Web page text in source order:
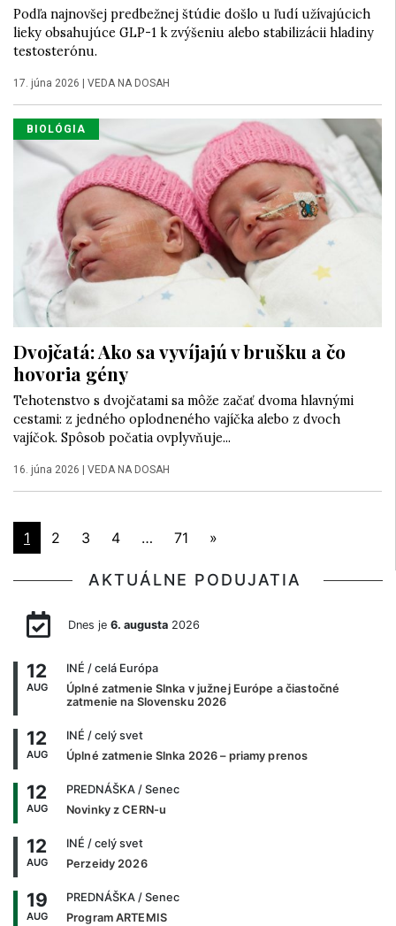
Podľa najnovšej predbežnej štúdie došlo u ľudí užívajúcich
lieky obsahujúce GLP-1 k zvýšeniu alebo stabilizácii hladiny
testosterónu.
17. júna 2026 | VEDA NA DOSAH
BIOLÓGIA
Dvojčatá: Ako sa vyvíjajú v brušku a čo
hovoria gény
Tehotenstvo s dvojčatami sa môže začať dvoma hlavnými
cestami: z jedného oplodneného vajíčka alebo z dvoch
vajíčok. Spôsob počatia ovplyvňuje...
16. júna 2026 | VEDA NA DOSAH
1 2 3 4 … 71 »
AKTUÁLNE PODUJATIA
Dnes je 6. augusta2026
12
AUG
INÉ / celá Európa
Úplné zatmenie Slnka v južnej Európe a čiastočné
zatmenie na Slovensku 2026
12
AUG
INÉ / celý svet
Úplné zatmenie Slnka 2026 – priamy prenos
12
AUG
PREDNÁŠKA / Senec
Novinky z CERN-u
12
AUG
INÉ / celý svet
Perzeidy 2026
19
AUG
PREDNÁŠKA / Senec
Program ARTEMIS